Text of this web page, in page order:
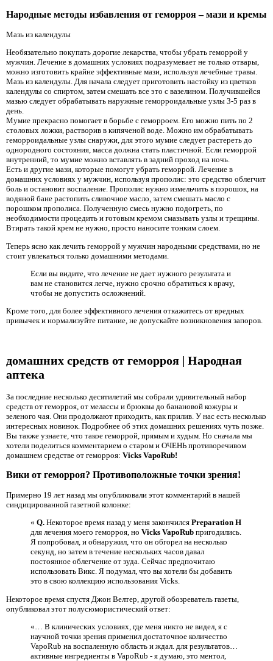
Народные методы избавления от геморроя – мази и кремы
Мазь из календулы
Необязательно покупать дорогие лекарства, чтобы убрать геморрой у
мужчин. Лечение в домашних условиях подразумевает не только отвары,
можно изготовить крайне эффективные мази, используя лечебные травы.
Мазь из календулы. Для начала следует приготовить настойку из цветков
календулы со спиртом, затем смешать все это с вазелином. Получившейся
мазью следует обрабатывать наружные геморроидальные узлы 3-5 раз в
день.
Мумие прекрасно помогает в борьбе с геморроем. Его можно пить по 2
столовых ложки, растворив в кипяченой воде. Можно им обрабатывать
геморроидальные узлы снаружи, для этого мумие следует растереть до
однородного состояния, масса должна стать пластичной. Если геморрой
внутренний, то мумие можно вставлять в задний проход на ночь.
Есть и другие мази, которые помогут убрать геморрой. Лечение в
домашних условиях у мужчин, используя прополис: это средство облегчит
боль и остановит воспаление. Прополис нужно измельчить в порошок, на
водяной бане растопить сливочное масло, затем смешать масло с
порошком прополиса. Полученную смесь нужно подогреть, по
необходимости процедить и готовым кремом смазывать узлы и трещины.
Втирать такой крем не нужно, просто наносите тонким слоем.
Теперь ясно как лечить геморрой у мужчин народными средствами, но не
стоит увлекаться только домашними методами.
Если вы видите, что лечение не дает нужного результата и
вам не становится легче, нужно срочно обратиться к врачу,
чтобы не допустить осложнений.
Кроме того, для более эффективного лечения откажитесь от вредных
привычек и нормализуйте питание, не допускайте возникновения запоров.
домашних средств от геморроя | Народная
аптека
За последние несколько десятилетий мы собрали удивительный набор
средств от геморроя, от мелассы и брюквы до банановой кожуры и
зеленого чая. Они продолжают приходить, как прилив. У нас есть несколько
интересных новинок. Подробнее об этих домашних решениях чуть позже.
Вы также узнаете, что такое геморрой, прямым и худым. Но сначала мы
хотели поделиться комментарием о старом и ОЧЕНЬ противоречивом
домашнем средстве от геморроя: Vicks VapoRub!
Вики от геморроя? Противоположные точки зрения!
Примерно 19 лет назад мы опубликовали этот комментарий в нашей
синдицированной газетной колонке:
« Q. Некоторое время назад у меня закончился Preparation H
для лечения моего геморроя, но Vicks VapoRub пригодились.
Я попробовал, и обнаружил, что он обгорел на несколько
секунд, но затем в течение нескольких часов давал
постоянное облегчение от зуда. Сейчас предпочитаю
использовать Викс. Я подумал, что вы хотели бы добавить
это в свою коллекцию использования Vicks.
Некоторое время спустя Джон Велтер, другой обозреватель газеты,
опубликовал этот полусюмористический ответ:
«… В клинических условиях, где меня никто не видел, я с
научной точки зрения применил достаточное количество
VapoRub на воспаленную область и ждал. для результатов…
активные ингредиенты в VapoRub - я думаю, это ментол,